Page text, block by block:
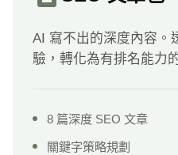
AI 寫不出的深度內容。
驗，轉化為有排名能力
8 篇深度 SEO 文章
關鍵字策略規劃